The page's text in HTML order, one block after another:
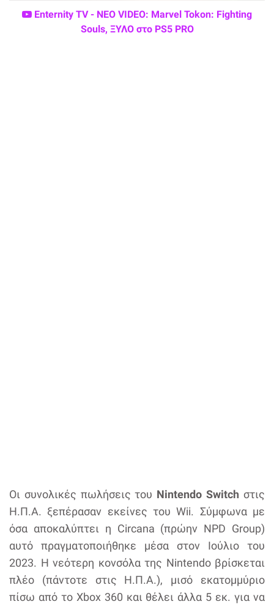
Enternity TV - ΝΕΟ VIDEO: Marvel Tokon: Fighting
Souls, ΞΥΛΟ στο PS5 PRO
Οι συνολικές πωλήσεις του Nintendo Switch στις
Η.Π.Α. ξεπέρασαν εκείνες του Wii. Σύμφωνα με
όσα αποκαλύπτει η Circana (πρώην NPD Group)
αυτό πραγματοποιήθηκε μέσα στον Ιούλιο του
2023. Η νεότερη κονσόλα της Nintendo βρίσκεται
πλέο (πάντοτε στις Η.Π.Α.), μισό εκατομμύριο
πίσω από το Xbox 360 και θέλει άλλα 5 εκ. για να